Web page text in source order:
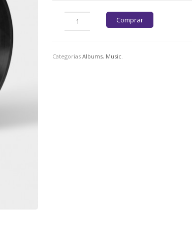
Comprar
CategoriasAlbums, Music